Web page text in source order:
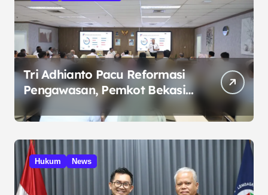
Tri Adhianto Pacu Reformasi
Pengawasan, Pemkot Bekasi
Targetkan Skor MCSP KPK
Naik
Hukum News